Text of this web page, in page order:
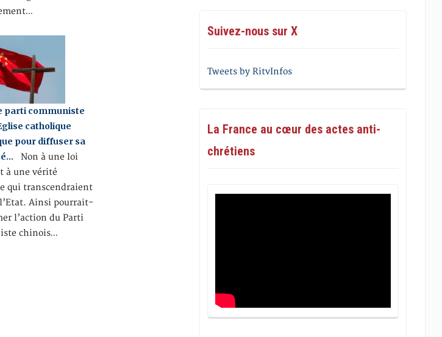
parti communiste
catholique
pour diffuser sa
Non à une loi
à une vérité
qui transcendraient
Ainsi pourrait-
l’action du Parti
chinois…
Suivez-nous sur X
Tweets by RitvInfos
La France au cœur des actes anti-
chrétiens